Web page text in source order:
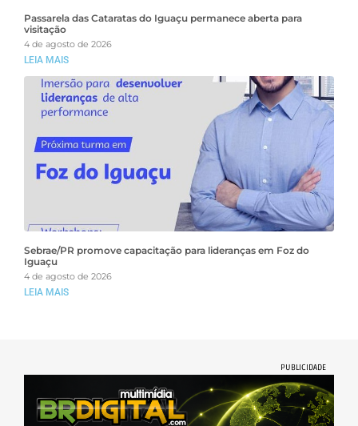
Passarela das Cataratas do Iguaçu permanece aberta para
visitação
4 de agosto de 2026
LEIA MAIS
Sebrae/PR promove capacitação para lideranças em Foz do
Iguaçu
4 de agosto de 2026
LEIA MAIS
PUBLICIDADE